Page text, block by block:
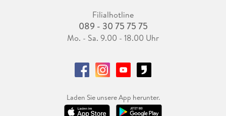
Filialhotline
089 - 30 75 75 75
Mo. - Sa. 9.00 - 18.00 Uhr
Laden Sie unsere App herunter.